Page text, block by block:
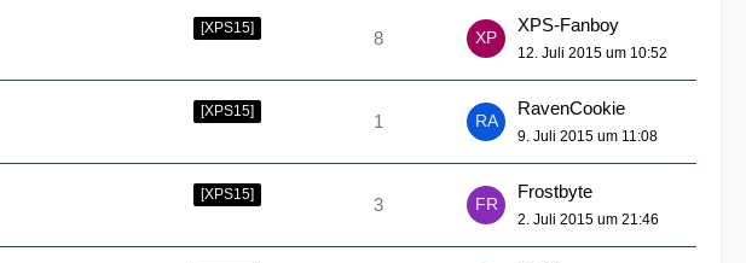
[XPS15]
8
XPS-Fanboy
12. Juli 2015 um 10:52
[XPS15]
1
RavenCookie
9. Juli 2015 um 11:08
[XPS15]
3
Frostbyte
2. Juli 2015 um 21:46